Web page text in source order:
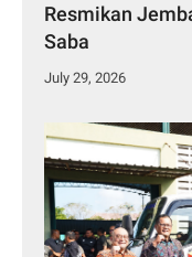
Resmikan
Saba
July 29, 2026